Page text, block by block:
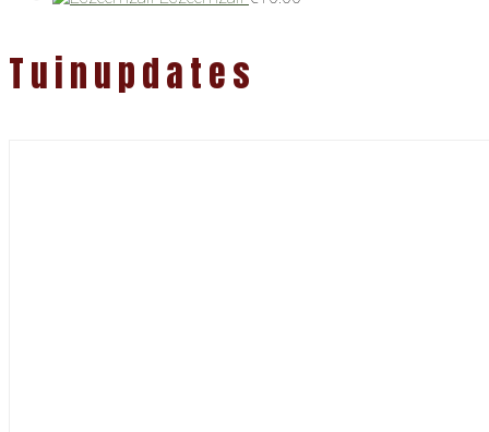
Tuinupdates